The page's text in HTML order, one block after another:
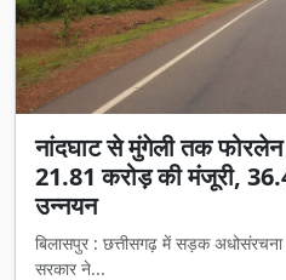
नांदघाट से मुंगेली तक
21.81 करोड़ की मंजूरी,
उन्नयन
बिलासपुर : छत्तीसगढ़ में सड़क
सरकार ने...